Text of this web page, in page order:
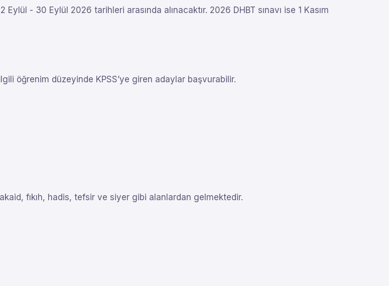
- 30 Eylül 2026 tarihleri arasında alınacaktır. 2026 DHBT sınavı ise 1 Kasım
öğrenim düzeyinde KPSS’ye giren adaylar başvurabilir.
fıkıh, hadis, tefsir ve siyer gibi alanlardan gelmektedir.